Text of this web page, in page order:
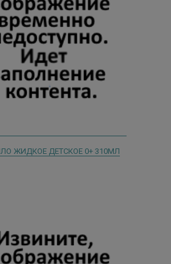
ЖИДКОЕ ДЕТСКОЕ 0+ 310МЛ